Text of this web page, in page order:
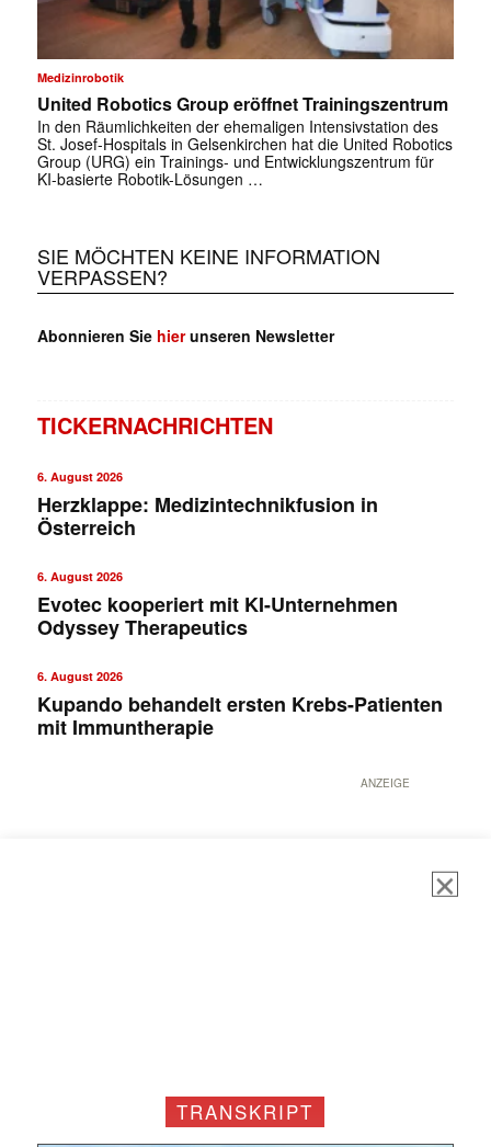
✕
Medizinrobotik
United Robotics Group eröffnet Trainingszentrum
In den Räumlichkeiten der ehemaligen Intensivstation des
St. Josef-Hospitals in Gelsenkirchen hat die United Robotics
Group (URG) ein Trainings- und Entwicklungszentrum für
KI-basierte Robotik-Lösungen …
SIE MÖCHTEN KEINE INFORMATION
VERPASSEN?
Abonnieren Sie hierunseren Newsletter
TICKERNACHRICHTEN
6. August 2026
Herzklappe: Medizintechnikfusion in
Österreich
6. August 2026
Evotec kooperiert mit KI-Unternehmen
Odyssey Therapeutics
6. August 2026
Kupando behandelt ersten Krebs-Patienten
mit Immuntherapie
ANZEIGE
TRANSKRIPT